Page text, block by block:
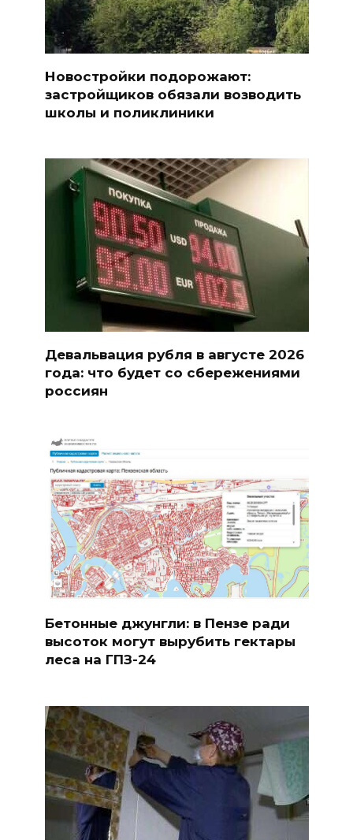
Новостройки подорожают:
застройщиков обязали возводить
школы и поликлиники
Девальвация рубля в августе 2026
года: что будет со сбережениями
россиян
Бетонные джунгли: в Пензе ради
высоток могут вырубить гектары
леса на ГПЗ-24